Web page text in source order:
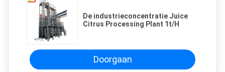
De industrieconcentratie Juice
Citrus Processing Plant 1t/H
Doorgaan